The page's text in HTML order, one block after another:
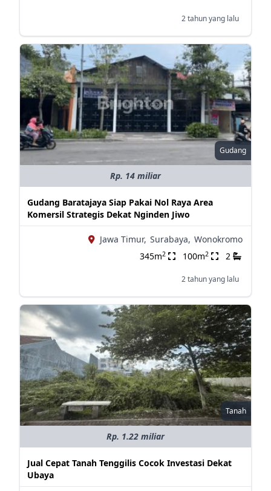
2 tahun yang lalu
Gudang
Rp. 14 miliar
Gudang Baratajaya Siap Pakai Nol Raya Area
Komersil Strategis Dekat Nginden Jiwo
Jawa Timur, Surabaya, Wonokromo
345m2 100m2 2
2 tahun yang lalu
Tanah
Rp. 1.22 miliar
Jual Cepat Tanah Tenggilis Cocok Investasi Dekat
Ubaya